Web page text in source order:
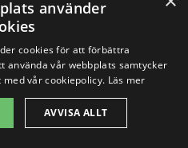
i andra
Sunnemo
husbesiktning i
använder
cookies för att förbättra
använda vår webbplats samtycker
vår cookiepolicy. Läs mer
AVVISA ALLT